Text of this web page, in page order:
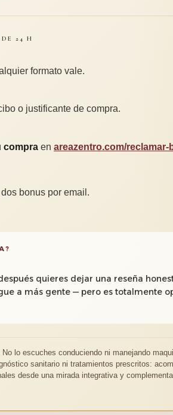
24 H
formato vale.
o justificante de compra.
compra en areazentro.com/reclamar-
bonus por email.
quieres dejar una reseña
a más gente — pero es totalmente
lo escuches conduciendo ni manejando
sanitario ni tratamientos prescritos:
desde una mirada integrativa y